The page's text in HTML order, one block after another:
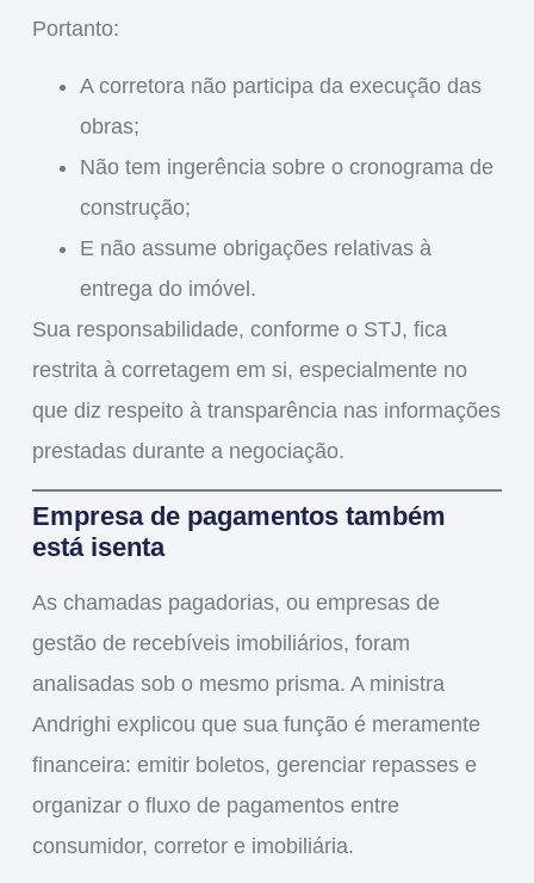
Portanto:
A corretora não participa da execução das
obras;
Não tem ingerência sobre o cronograma de
construção;
E não assume obrigações relativas à
entrega do imóvel .
Sua responsabilidade, conforme o STJ, fica
restrita à corretagem em si, especialmente no
que diz respeito à transparência nas informações
prestadas durante a negociação.
Empresa de pagamentos também
está isenta
As chamadas pagadorias, ou empresas de
gestão de recebíveis imobiliários, foram
analisadas sob o mesmo prisma. A ministra
Andrighi explicou que sua função é meramente
financeira: emitir boletos, gerenciar repasses e
organizar o fluxo de pagamentos entre
consumidor, corretor e imobiliária.